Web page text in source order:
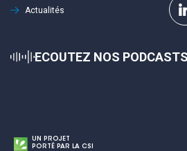
Actualités
ECOUTEZ NOS PODCASTS
UN PROJET
PORTÉ PAR LA CSI